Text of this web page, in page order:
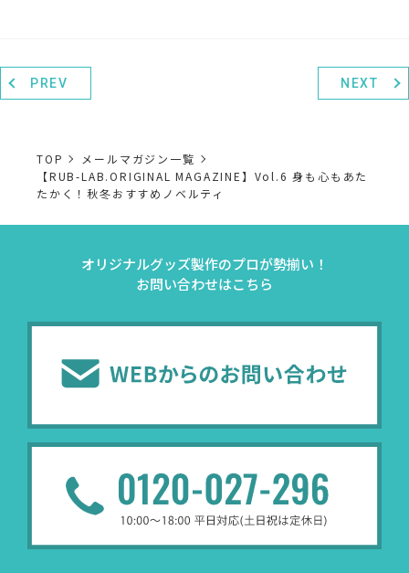
PREV NEXT
TOP
メールマガジン一覧
【RUB-LAB.ORIGINAL MAGAZINE】Vol.6 身も心もあた
たかく！秋冬おすすめノベルティ
オリジナルグッズ製作のプロが勢揃い！
お問い合わせはこちら